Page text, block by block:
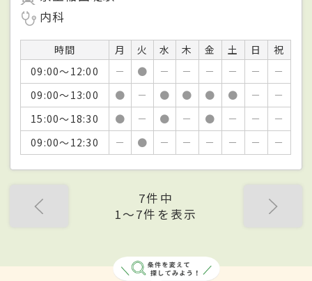
内科
時間 月 火 水 木 金 土 日
祝
09:00～12:00
－ ● － － － － －
－
09:00～13:00
● － ● ● ● ● －
－
15:00～18:30
● － ● － ● － －
－
09:00～12:30
－ ● － － － － － －
7件中
1〜7件を表示